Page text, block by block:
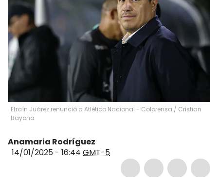
Efraín Juárez renunció a Atlético Nacional - Colprensa / Cristian
Bayona
Anamaria Rodríguez
14/01/2025 - 16:44 GMT-5